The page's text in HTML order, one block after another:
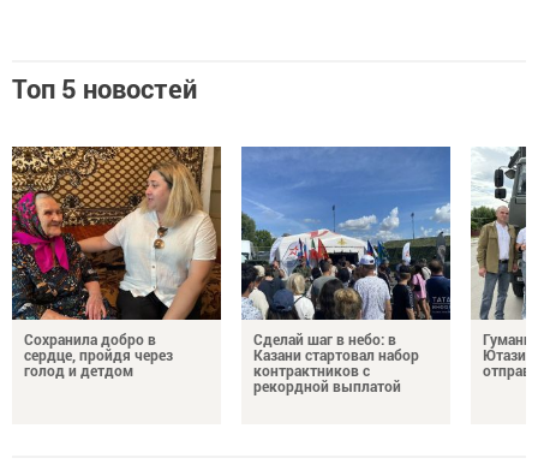
Топ 5 новостей
Сохранила добро в
сердце, пройдя через
голод и детдом
Сделай шаг в небо: в
Казани стартовал набор
контрактников с
рекордной выплатой